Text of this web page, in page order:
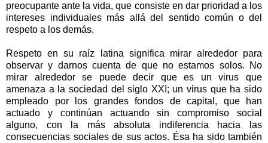
preocupante ante la vida, que consiste en dar prioridad a los
intereses individuales más allá del sentido común o del
respeto a los demás.
Respeto en su raíz latina significa mirar alrededor para
observar y darnos cuenta de que no estamos solos. No
mirar alrededor se puede decir que es un virus que
amenaza a la sociedad del siglo XXI; un virus que ha sido
empleado por los grandes fondos de capital, que han
actuado y continúan actuando sin compromiso social
alguno, con la más absoluta indiferencia hacia las
consecuencias sociales de sus actos. Ésa ha sido también